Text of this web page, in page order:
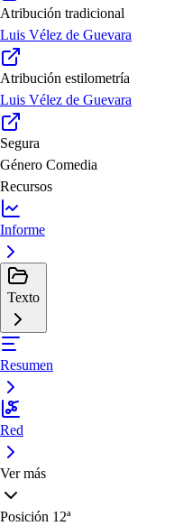
Atribución tradicional
Luis Vélez de Guevara
Atribución estilometría
Luis Vélez de Guevara
Segura
Género Comedia
Recursos
Informe
Texto
Resumen
Red
Ver más
Posición 12ª